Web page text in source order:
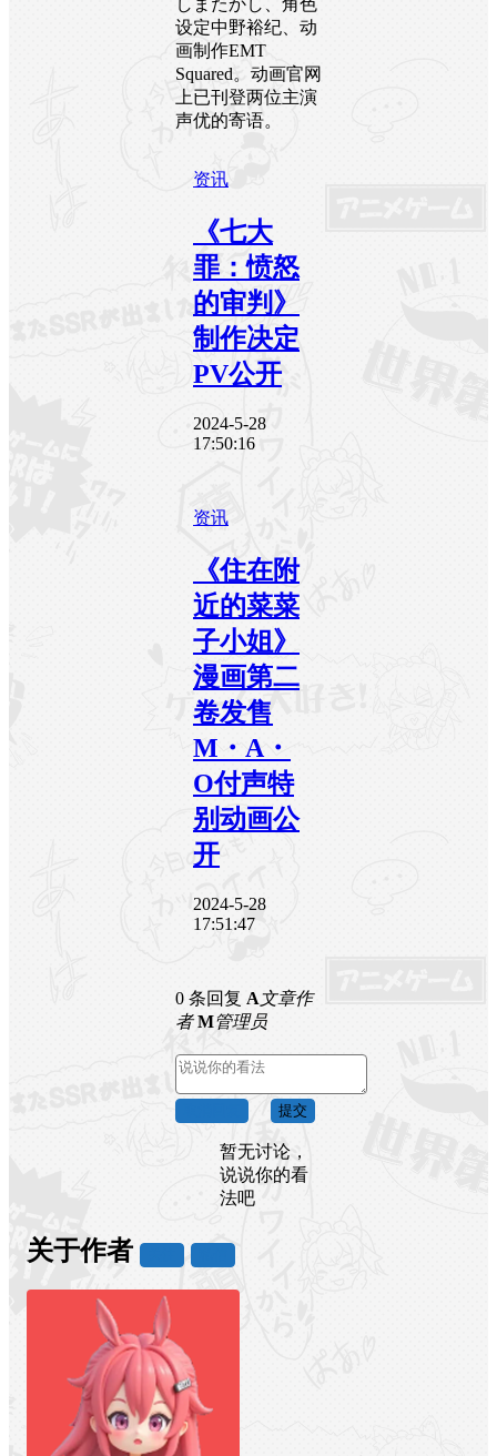
しまたかし、角色
设定中野裕纪、动
画制作EMT
Squared。动画官网
上已刊登两位主演
声优的寄语。
资讯
《七大
罪：愤怒
的审判》
制作决定
PV公开
2024-5-28
17:50:16
资讯
《住在附
近的菜菜
子小姐》
漫画第二
卷发售
M・A・
O付声特
别动画公
开
2024-5-28
17:51:47
0 条回复 A文章作
者 M管理员
提交
暂无讨论，
说说你的看
法吧
关于作者